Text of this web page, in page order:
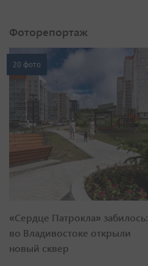
Фоторепортаж
20 фото
«Сердце Патрокла» забилось:
во Владивостоке открыли
новый сквер